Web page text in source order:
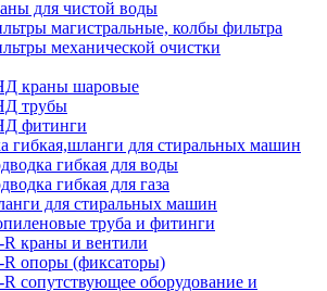
для чистой воды
магистральные, колбы фильтра
механической очистки
краны шаровые
трубы
фитинги
гибкая,шланги для стиральных машин
гибкая для воды
гибкая для газа
для стиральных машин
труба и фитинги
R краны и вентили
R опоры (фиксаторы)
R сопутствующее оборудование и